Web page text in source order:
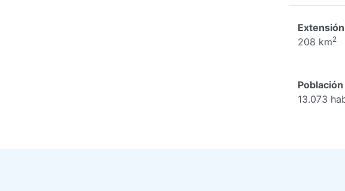
Extensión
208 km2
Población
13.073